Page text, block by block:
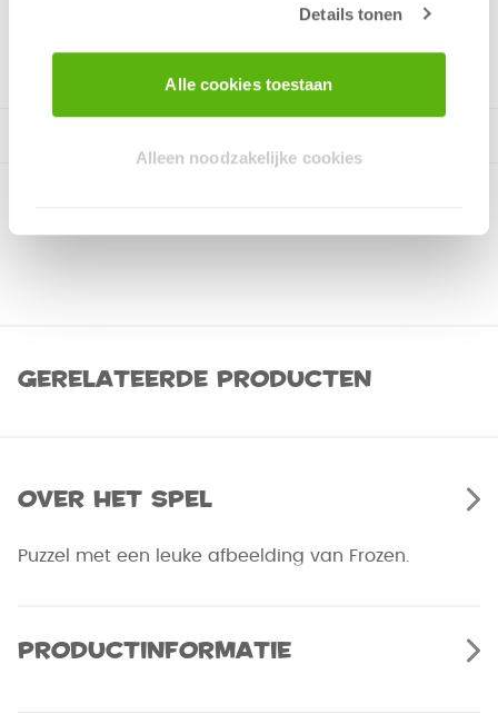
Details tonen
Alle cookies toestaan
Alleen noodzakelijke cookies
Gerelateerde producten
Over het spel
Puzzel met een leuke afbeelding van Frozen.
Productinformatie